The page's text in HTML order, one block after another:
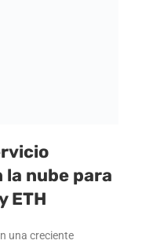
nube para
ETH
una creciente